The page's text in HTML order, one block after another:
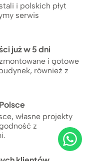
i polskich płyt
serwis
już w 5 dni
i gotowe
również z
własne projekty
z